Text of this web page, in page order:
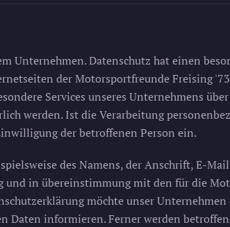
Unternehmen. Datenschutz hat einen
der Motorsportfreunde Freising
Services unseres Unternehmens
werden. Ist die Verarbeitung
der betroffenen Person ein.
des Namens, der Anschrift, E-
in übereinstimmung mit den für die
möchte unser
Daten informieren. Ferner werden